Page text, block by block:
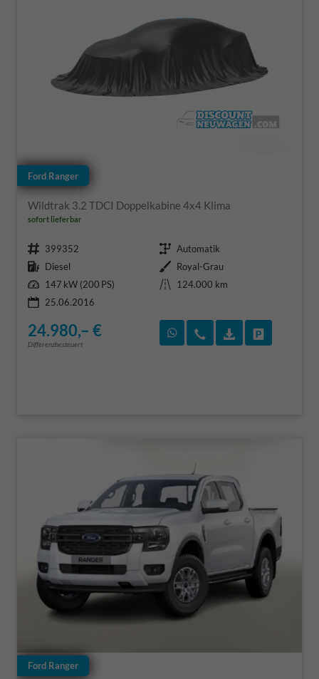
Ford Ranger
Wildtrak 3.2 TDCI Doppelkabine 4x4 Klima
sofort lieferbar
Fahrzeugnr. 399352 Getriebe Automatik
Kraftstoff Diesel Außenfarbe Royal-Grau
Leistung 147 kW (200 PS) Kilometerstand
124.000 km
25.06.2016
24.980,– €
Differenzbesteuert
Rückruf vereinbaren
Wir rufen Sie an
Ford Ranger